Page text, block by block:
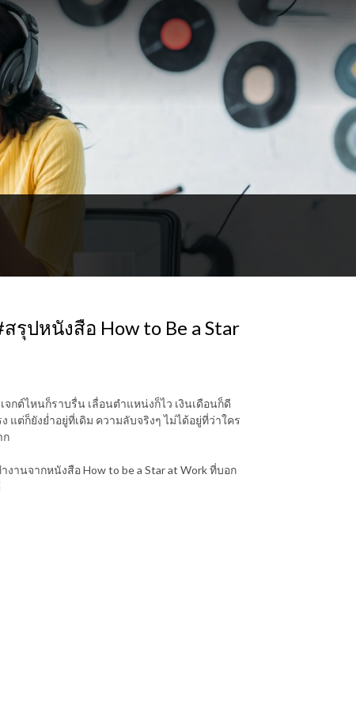
ปหนังสือ How to Be a Star
กต์ไหนก็ราบรื่น เลื่อนตำแหน่งก็ไว เงินเดือนก็ดี
ต่ก็ยังย่ำอยู่ที่เดิม ความลับจริงๆ ไม่ได้อยู่ที่ว่าใคร
ก
านจากหนังสือ How to be a Star at Work ที่บอก